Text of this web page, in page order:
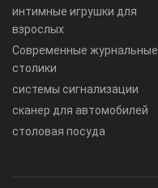
интимные игрушки для
взрослых
Современные журнальные
столики
системы сигнализации
сканер для автомобилей
столовая посуда